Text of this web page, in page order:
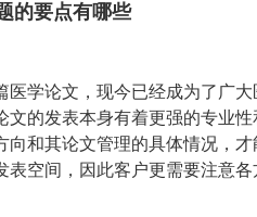
的要点有哪些
医学论文，现今已经成为了广
文的发表本身有着更强的专业
向和其论文管理的具体情况，
表空间，因此客户更需要注意